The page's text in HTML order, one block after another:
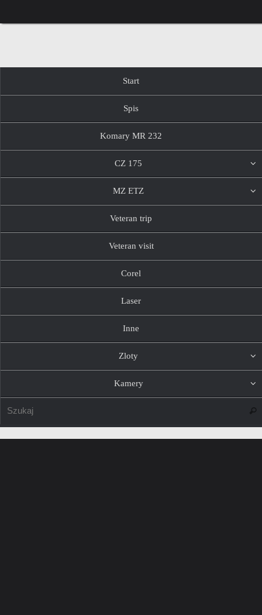
do
treści
Start
Spis
Komary MR 232
CZ 175
MZ ETZ
Veteran trip
Veteran visit
Corel
Laser
Inne
Zloty
Kamery